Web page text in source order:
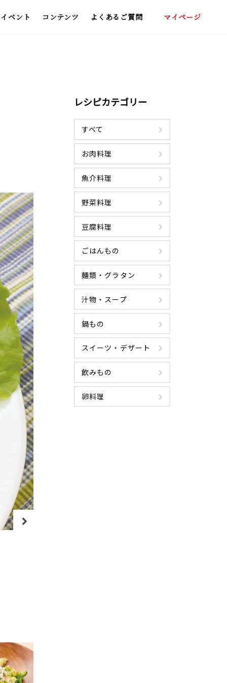
イベント コンテンツ よくあるご質問 マイページ
レシピカテゴリー
すべて
お肉料理
魚介料理
野菜料理
豆腐料理
ごはんもの
麺類・グラタン
汁物・スープ
鍋もの
スイーツ・デザート
飲みもの
卵料理